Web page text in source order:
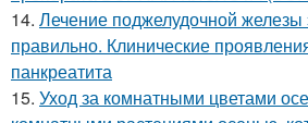
14. Лечение поджелудочной
правильно. Клинические
панкреатита
15. Уход за комнатными цветами